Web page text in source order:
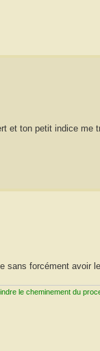
et ton petit indice me
sans forcément avoir
le cheminement du